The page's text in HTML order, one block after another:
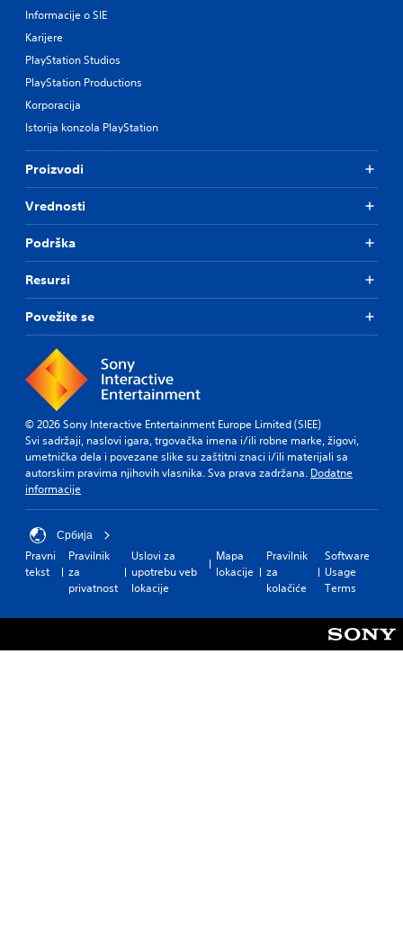
Informacije o SIE
Karijere
PlayStation Studios
PlayStation Productions
Korporacija
Istorija konzola PlayStation
Proizvodi
Vrednosti
Podrška
Resursi
Povežite se
© 2026 Sony Interactive Entertainment Europe Limited (SIEE)
Svi sadržaji, naslovi igara, trgovačka imena i/ili robne marke, žigovi,
umetnička dela i povezane slike su zaštitni znaci i/ili materijali sa
autorskim pravima njihovih vlasnika. Sva prava zadržana. Dodatne
informacije
Србија
Pravni
tekst
Pravilnik
za
privatnost
Uslovi za
upotrebu veb
lokacije
Mapa
lokacije
Pravilnik
za
kolačiće
Software
Usage
Terms